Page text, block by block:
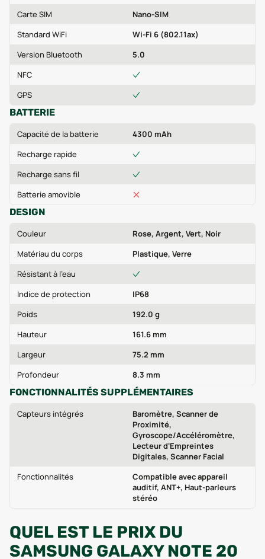
Carte SIM
Nano-SIM
Standard WiFi
Wi-Fi 6 (802.11ax)
Version Bluetooth
5.0
NFC
GPS
BATTERIE
Capacité de la batterie
4300 mAh
Recharge rapide
Recharge sans fil
Batterie amovible
DESIGN
Couleur
Rose, Argent, Vert, Noir
Matériau du corps
Plastique, Verre
Résistant à l'eau
Indice de protection
IP68
Poids
192.0 g
Hauteur
161.6 mm
Largeur
75.2 mm
Profondeur
8.3 mm
FONCTIONNALITÉS SUPPLÉMENTAIRES
Capteurs intégrés
Baromètre, Scanner de
Proximité,
Gyroscope/Accéléromètre,
Lecteur d'Empreintes
Digitales, Scanner Facial
Fonctionnalités
Compatible avec appareil
auditif, ANT+, Haut-parleurs
stéréo
QUEL EST LE PRIX DU
SAMSUNG GALAXY NOTE 20